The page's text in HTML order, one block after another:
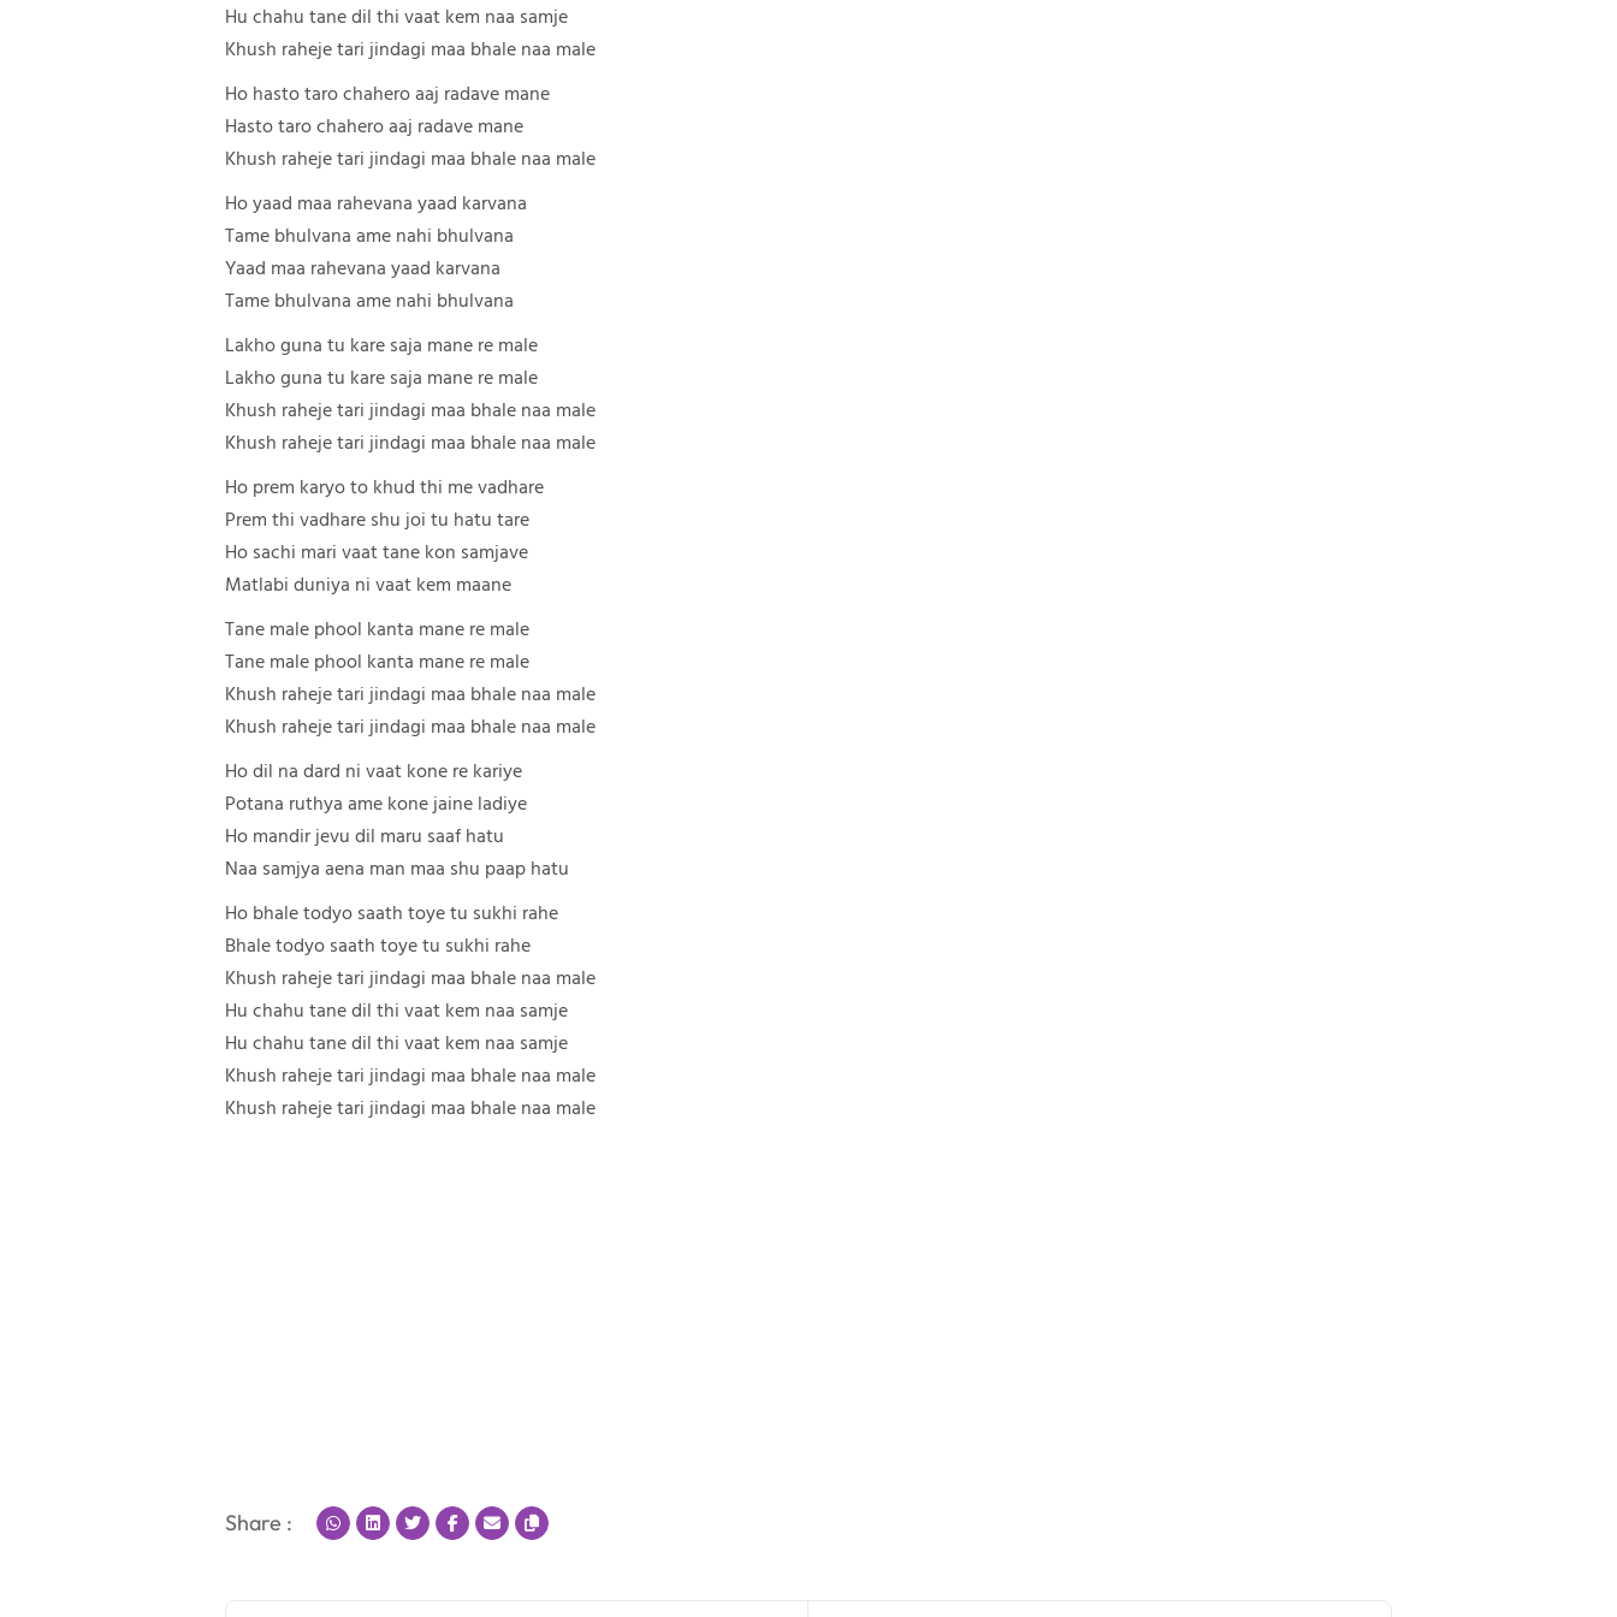
Hu chahu tane dil thi vaat kem naa samje
Khush raheje tari jindagi maa bhale naa male
Ho hasto taro chahero aaj radave mane
Hasto taro chahero aaj radave mane
Khush raheje tari jindagi maa bhale naa male
Ho yaad maa rahevana yaad karvana
Tame bhulvana ame nahi bhulvana
Yaad maa rahevana yaad karvana
Tame bhulvana ame nahi bhulvana
Lakho guna tu kare saja mane re male
Lakho guna tu kare saja mane re male
Khush raheje tari jindagi maa bhale naa male
Khush raheje tari jindagi maa bhale naa male
Ho prem karyo to khud thi me vadhare
Prem thi vadhare shu joi tu hatu tare
Ho sachi mari vaat tane kon samjave
Matlabi duniya ni vaat kem maane
Tane male phool kanta mane re male
Tane male phool kanta mane re male
Khush raheje tari jindagi maa bhale naa male
Khush raheje tari jindagi maa bhale naa male
Ho dil na dard ni vaat kone re kariye
Potana ruthya ame kone jaine ladiye
Ho mandir jevu dil maru saaf hatu
Naa samjya aena man maa shu paap hatu
Ho bhale todyo saath toye tu sukhi rahe
Bhale todyo saath toye tu sukhi rahe
Khush raheje tari jindagi maa bhale naa male
Hu chahu tane dil thi vaat kem naa samje
Hu chahu tane dil thi vaat kem naa samje
Khush raheje tari jindagi maa bhale naa male
Khush raheje tari jindagi maa bhale naa male
Share :